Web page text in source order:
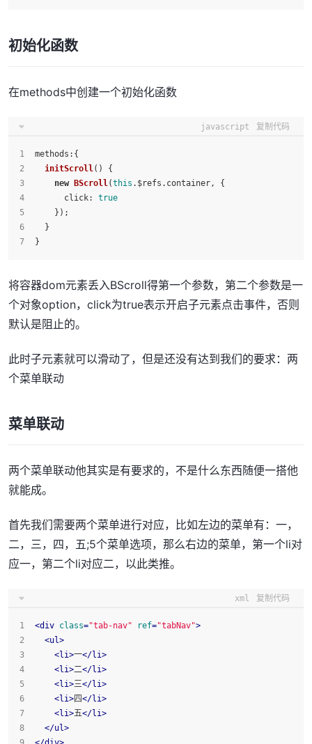
初始化函数
在methods中创建一个初始化函数
javascript 复制代码
methods :{
initScroll( ) {
new BScroll(this . $refs . container, {
click: true
    });
  }
}
将容器dom元素丢入BScroll得第一个参数，第二个参数是一
个对象option，click为true表示开启子元素点击事件，否则
默认是阻止的。
此时子元素就可以滑动了，但是还没有达到我们的要求：两
个菜单联动
菜单联动
两个菜单联动他其实是有要求的，不是什么东西随便一搭他
就能成。
首先我们需要两个菜单进行对应，比如左边的菜单有：一，
二，三，四，五;5个菜单选项，那么右边的菜单，第一个li对
应一，第二个li对应二，以此类推。
xml 复制代码
<div class="tab-nav" ref="tabNav">
<ul>
<li>一</li>
<li>二</li>
<li>三</li>
<li>四</li>
<li>五</li>
</ul>